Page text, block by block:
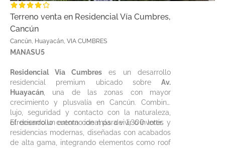
Terreno venta en Residencial Vía Cumbres,
Cancún
Cancún, Huayacán, VIA CUMBRES
MANASU5
Residencial Vía Cumbres es un desarrollo
residencial premium ubicado sobre Av.
Huayacán , una de las zonas con mayor
crecimiento y plusvalía en Cancún. Combina
lujo, seguridad y contacto con la naturaleza,
ofreciendo un entorno ideal para vivir o invertir.
El desarrollo cuenta con más de 1,300 lotes y
residencias modernas, diseñadas con acabados
de alta gama, integrando elementos como roof